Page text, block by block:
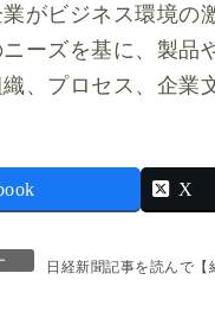
業がビジネス環境の
ーズを基に、製品
、プロセス、企業
X
日経新聞記事を読んで【